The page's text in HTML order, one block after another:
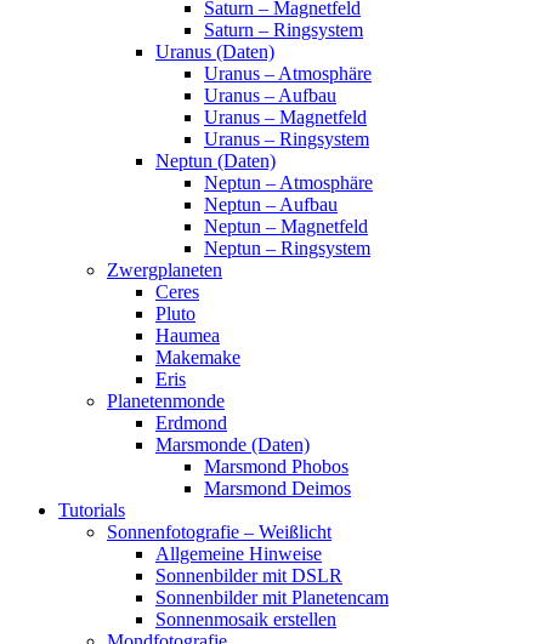
Saturn – Magnetfeld
Saturn – Ringsystem
Uranus (Daten)
Uranus – Atmosphäre
Uranus – Aufbau
Uranus – Magnetfeld
Uranus – Ringsystem
Neptun (Daten)
Neptun – Atmosphäre
Neptun – Aufbau
Neptun – Magnetfeld
Neptun – Ringsystem
Zwergplaneten
Ceres
Pluto
Haumea
Makemake
Eris
Planetenmonde
Erdmond
Marsmonde (Daten)
Marsmond Phobos
Marsmond Deimos
Tutorials
Sonnenfotografie – Weißlicht
Allgemeine Hinweise
Sonnenbilder mit DSLR
Sonnenbilder mit Planetencam
Sonnenmosaik erstellen